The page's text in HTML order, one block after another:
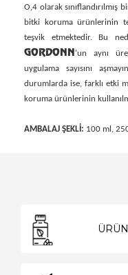
O,4 olarak sınıflandırılmış
bitki koruma ürünlerinin
teşvik etmektedir. Bu
GORDONN'un aynı
uygulama sayısını
durumlarda ise, farklı etki
koruma ürünlerinin
AMBALAJ ŞEKLİ: 100 ml,